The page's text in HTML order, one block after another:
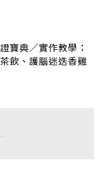
寶典／實作教學：
飲、護腦迷迭香雞